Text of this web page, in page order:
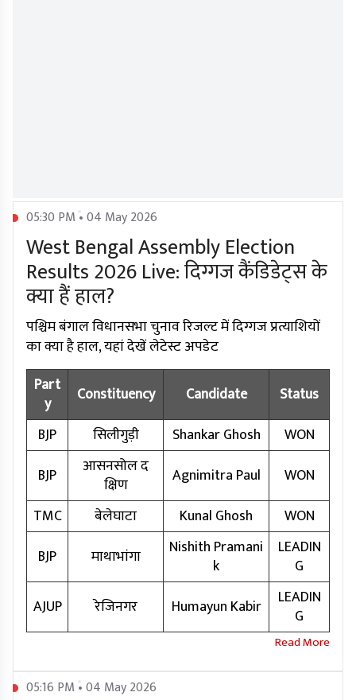
05:30 PM • 04 May 2026
West Bengal Assembly Election
Results 2026 Live: दिग्गज कैंडिडेट्स के
क्या हैं हाल?
पश्चिम बंगाल विधानसभा चुनाव रिजल्ट में दिग्गज प्रत्याशियों
का क्या है हाल, यहां देखें लेटेस्ट अपडेट
Part
y
Constituency Candidate
Status
BJP
सिलीगुड़ी Shankar Ghosh
WON
BJP
आसनसोल द
क्षिण
Agnimitra Paul
WON
TMC
बेलेघाटा Kunal Ghosh
WON
BJP
माथाभांगा
Nishith Pramani
k
LEADIN
G
AJUP
रेजिनगर Humayun Kabir
LEADIN
G
05:16 PM • 04 May 2026